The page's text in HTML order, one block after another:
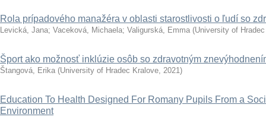
Rola prípadového manažéra v oblasti starostlivosti o ľudí so
Levická, Jana; Vaceková, Michaela; Valigurská, Emma (University of
Šport ako možnosť inklúzie osôb so zdravotným
Štangová, Erika (University of Hradec Kralove, 2021)
Education To Health Designed For Romany Pupils From a
Environment